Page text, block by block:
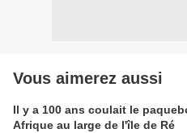
Vous aimerez aussi
Il y a 100 ans coulait le
Afrique au large de l'île de Ré